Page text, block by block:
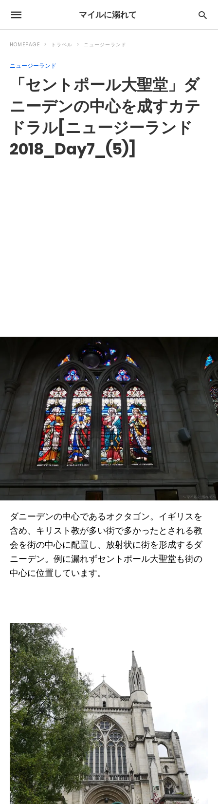
マイルに溺れて
HOMEPAGE トラベル ニュージーランド
ニュージーランド
「セントポール大聖堂」ダ
ニーデンの中心を成すカテ
ドラル[ニュージーランド
2018_Day7_(5)]
ダニーデンの中心であるオクタゴン。イギリスを
含め、キリスト教が多い街で多かったとされる教
会を街の中心に配置し、放射状に街を形成するダ
ニーデン。例に漏れずセントポール大聖堂も街の
中心に位置しています。